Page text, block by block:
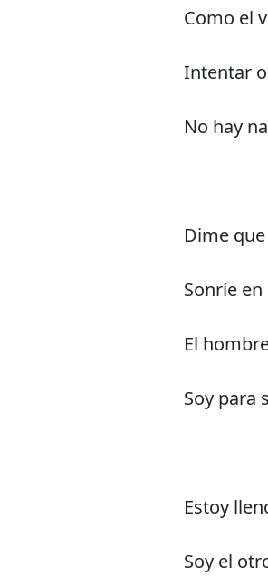
Como el
Intentar
No hay
Dime
Sonríe
El
Soy para
Estoy
Soy el